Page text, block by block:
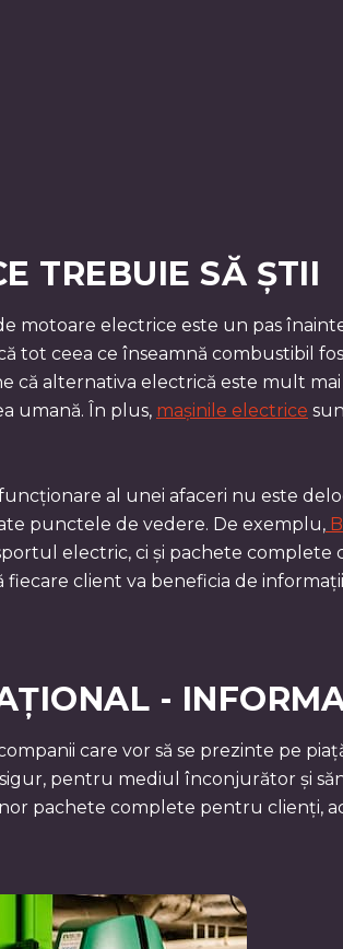
TREBUIE SĂ ȘTII
motoare electrice este un pas
tot ceea ce înseamnă combustibil
că alternativa electrică este mult
umană. În plus, mașinile electrice
al unei afaceri nu este
punctele de vedere. De exemplu,
electric, ci și pachete complete
fiecare client va beneficia de
-
care vor să se prezinte pe
pentru mediul înconjurător și
pachete complete pentru clienți,